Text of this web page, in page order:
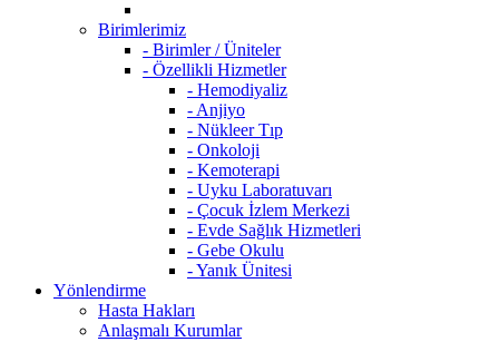
Birimlerimiz
- Birimler / Üniteler
- Özellikli Hizmetler
- Hemodiyaliz
- Anjiyo
- Nükleer Tıp
- Onkoloji
- Kemoterapi
- Uyku Laboratuvarı
- Çocuk İzlem Merkezi
- Evde Sağlık Hizmetleri
- Gebe Okulu
- Yanık Ünitesi
Yönlendirme
Hasta Hakları
Anlaşmalı Kurumlar